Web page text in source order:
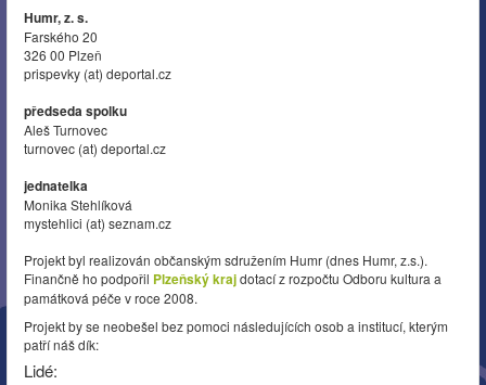
Humr, z. s.
Farského 20
326 00 Plzeň
prispevky (at) deportal.cz
předseda spolku
Aleš Turnovec
turnovec (at) deportal.cz
jednatelka
Monika Stehlíková
mystehlici (at) seznam.cz
Projekt byl realizován občanským sdružením Humr (dnes Humr, z.s.).
Finančně ho podpořil Plzeňský krajdotací z rozpočtu Odboru kultura a
památková péče v roce 2008.
Projekt by se neobešel bez pomoci následujících osob a institucí, kterým
patří náš dík:
Lidé: